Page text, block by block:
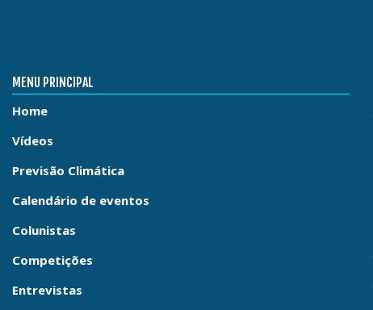
MENU PRINCIPAL
Home
Vídeos
Previsão Climática
Calendário de eventos
Colunistas
Competições
Entrevistas